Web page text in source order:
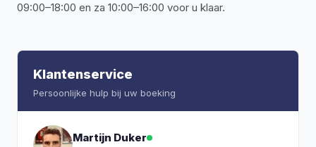
09:00–18:00 en za 10:00–16:00 voor u klaar.
Klantenservice
Persoonlijke hulp bij uw boeking
Martijn Duker